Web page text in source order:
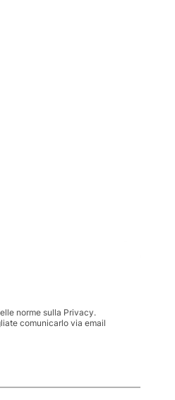
norme sulla Privacy.
comunicarlo via email